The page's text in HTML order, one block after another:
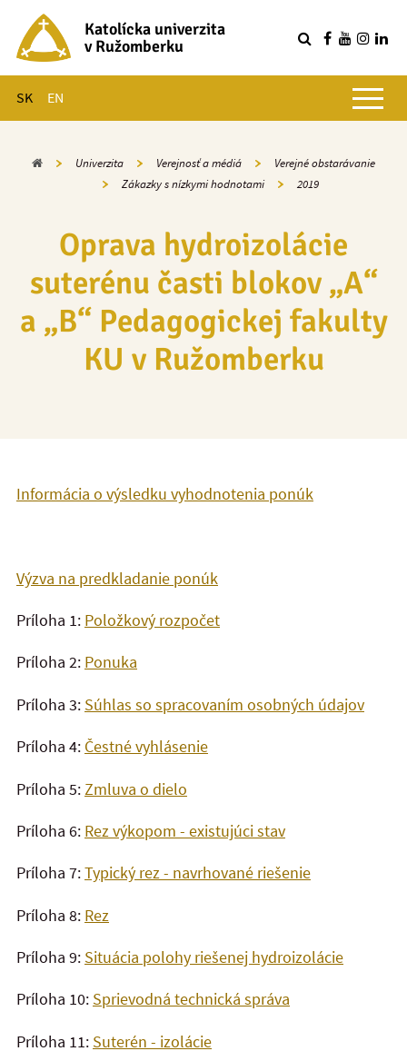
Katolícka univerzita
v Ružomberku
SK EN
Hlavné menu
Domov Univerzita Verejnosť a médiá
Verejné obstarávanie
Zákazky s nízkymi hodnotami
2019
Oprava hydroizolácie
suterénu časti blokov „A“
a „B“ Pedagogickej fakulty
KU v Ružomberku
Informácia o výsledku vyhodnotenia ponúk
Výzva na predkladanie ponúk
Príloha 1: Položkový rozpočet
Príloha 2: Ponuka
Príloha 3: Súhlas so spracovaním osobných údajov
Príloha 4: Čestné vyhlásenie
Príloha 5: Zmluva o dielo
Príloha 6: Rez výkopom - existujúci stav
Príloha 7:Typický rez - navrhované riešenie
Príloha 8: Rez
Príloha 9: Situácia polohy riešenej hydroizolácie
Príloha 10: Sprievodná technická správa
Príloha 11: Suterén - izolácie